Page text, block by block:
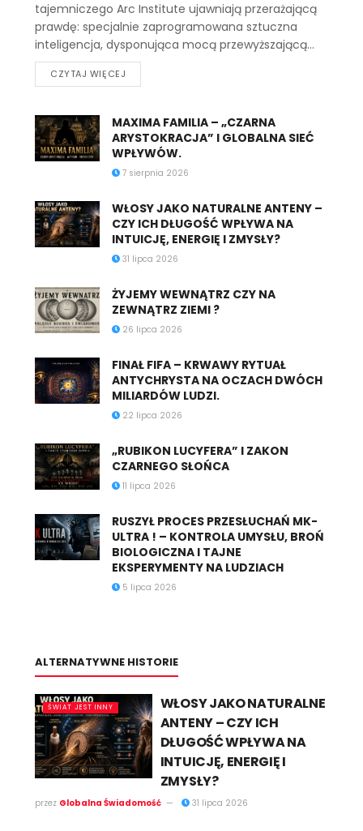
tajemniczego Arc Institute ujawniają przerażającą
prawdę: specjalnie zaprogramowana sztuczna
inteligencja, dysponująca mocą przewyższającą...
CZYTAJ WIĘCEJ
MAXIMA FAMILIA – „CZARNA
ARYSTOKRACJA” I GLOBALNA SIEĆ
WPŁYWÓW.
7 sierpnia 2026
WŁOSY JAKO NATURALNE ANTENY –
CZY ICH DŁUGOŚĆ WPŁYWA NA
INTUICJĘ, ENERGIĘ I ZMYSŁY?
31 lipca 2026
ŻYJEMY WEWNĄTRZ CZY NA
ZEWNĄTRZ ZIEMI ?
26 lipca 2026
FINAŁ FIFA – KRWAWY RYTUAŁ
ANTYCHRYSTA NA OCZACH DWÓCH
MILIARDÓW LUDZI.
22 lipca 2026
„RUBIKON LUCYFERA” I ZAKON
CZARNEGO SŁOŃCA
11 lipca 2026
RUSZYŁ PROCES PRZESŁUCHAŃ MK-
ULTRA ! – KONTROLA UMYSŁU, BROŃ
BIOLOGICZNA I TAJNE
EKSPERYMENTY NA LUDZIACH
5 lipca 2026
ALTERNATYWNE HISTORIE
ŚWIAT JEST INNY
WŁOSY JAKO NATURALNE
ANTENY – CZY ICH
DŁUGOŚĆ WPŁYWA NA
INTUICJĘ, ENERGIĘ I
ZMYSŁY?
przez Globalna Świadomość 31 lipca 2026